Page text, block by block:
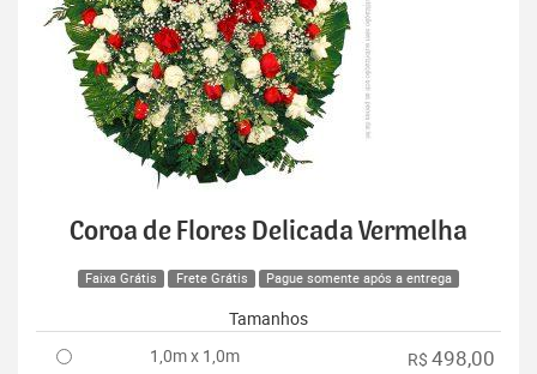
Coroa de Flores Delicada Vermelha
Faixa Grátis Frete Grátis Pague somente após a entrega
Tamanhos
1,0m x 1,0m
R$ 498,00